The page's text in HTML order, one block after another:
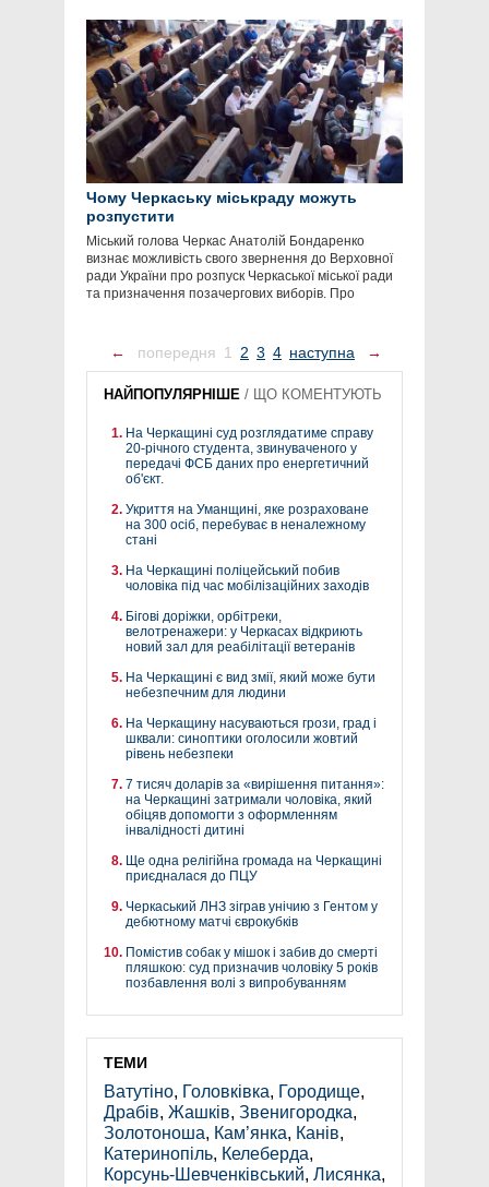
Чому Черкаську міськраду можуть
розпустити
Міський голова Черкас Анатолій Бондаренко
визнає можливість свого звернення до Верховної
ради України про розпуск Черкаської міської ради
та призначення позачергових виборів. Про
← попередня 1 2 3 4 наступна →
НАЙПОПУЛЯРНІШЕ / ЩО КОМЕНТУЮТЬ
На Черкащині суд розглядатиме справу
20-річного студента, звинуваченого у
передачі ФСБ даних про енергетичний
об'єкт.
Укриття на Уманщині, яке розраховане
на 300 осіб, перебуває в неналежному
стані
На Черкащині поліцейський побив
чоловіка під час мобілізаційних заходів
Бігові доріжки, орбітреки,
велотренажери: у Черкасах відкриють
новий зал для реабілітації ветеранів
На Черкащині є вид змії, який може бути
небезпечним для людини
На Черкащину насуваються грози, град і
шквали: синоптики оголосили жовтий
рівень небезпеки
7 тисяч доларів за «вирішення питання»:
на Черкащині затримали чоловіка, який
обіцяв допомогти з оформленням
інвалідності дитині
Ще одна релігійна громада на Черкащині
приєдналася до ПЦУ
Черкаський ЛНЗ зіграв унічию з Гентом у
дебютному матчі єврокубків
Помістив собак у мішок і забив до смерті
пляшкою: суд призначив чоловіку 5 років
позбавлення волі з випробуванням
ТЕМИ
Ватутіно, Головківка, Городище,
Драбів, Жашків, Звенигородка,
Золотоноша, Кам’янка, Канів,
Катеринопіль, Келеберда,
Корсунь-Шевченківський, Лисянка,